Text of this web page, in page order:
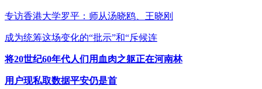
专访香港大学罗平：师从汤晓鸥、王晓刚
成为统筹这场变化的“批示”和“斥候连
将20世纪60年代人们用血肉之躯正在河南林
用户现私取数据平安仍是首